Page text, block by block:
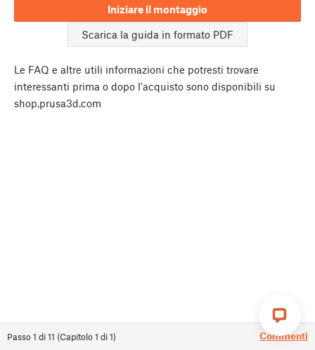
Passo1 di11 (Capitolo1 di1) Commenti
Iniziare il montaggio
Scarica la guida in formato PDF
Le FAQ e altre utili informazioni che potresti trovare
interessanti prima o dopo l'acquisto sono disponibili su
shop.prusa3d.com